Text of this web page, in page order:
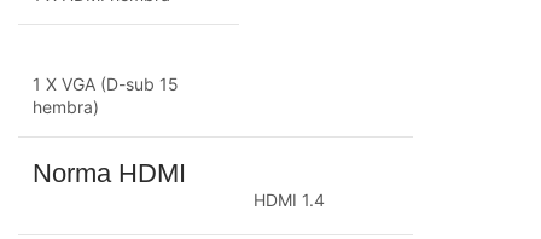
1 X VGA (D-sub 15
hembra)
Norma HDMI
HDMI 1.4